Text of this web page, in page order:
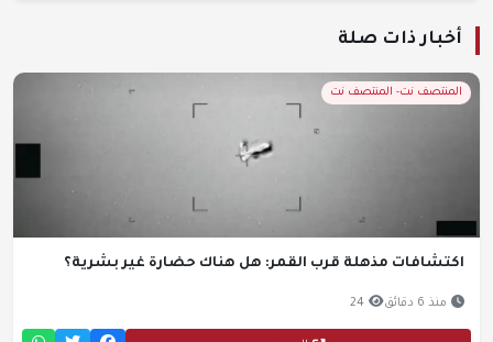
أخبار ذات صلة
المنتصف نت- المنتصف نت
اكتشافات مذهلة قرب القمر: هل هناك حضارة غير بشرية؟
منذ 6 دقائق 24